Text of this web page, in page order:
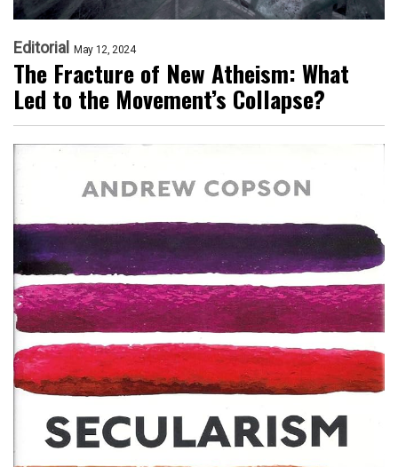
Editorial May 12, 2024
The Fracture of New Atheism: What
Led to the Movement’s Collapse?